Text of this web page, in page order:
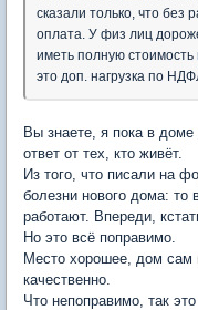
сказали только, что без
оплата. У физ лиц
иметь полную стоимость
это доп. нагрузка по
Вы знаете, я пока в
ответ от тех, кто живёт.
Из того, что писали на
болезни нового дома: то
работают. Впереди,
Но это всё поправимо.
Место хорошее, дом сам
качественно.
Что непоправимо, так